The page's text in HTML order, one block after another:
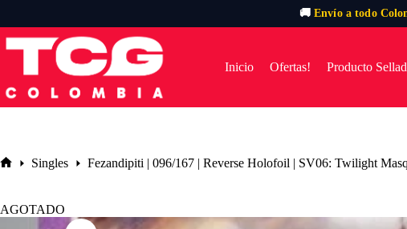
🚚 Envío a todo
al
Inicio Ofertas! Producto
Singles Fezandipiti | 096/167 | Reverse Holofoil | SV06: Twilight
AGOTADO